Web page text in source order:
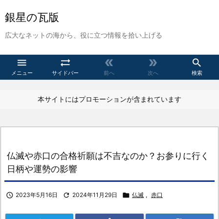
銀星の瓦版
広大なネットの海から、役に立つ情報を拾い上げる

メニュー

サイドバー

前へ

次へ

検索
本サイトにはプロモーションが含まれています
仏滅や赤口の合格祈願は不吉なのか？お参りに行く
日柄や運勢の影響
 2023年5月16日  2024年11月29日  仏滅 , 赤口